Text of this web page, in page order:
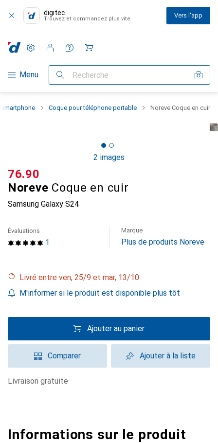
digitec
Trouvez et commandez plus vite Vers l'app
Navigation par catégorie
Menu Recherche
Paramètres
Compte client
Listes de comparaison
Listes d'envies
Panier
Coque pour téléphone portable Noreve Coque en cuir
2 images
Noreve Coque en cuir
Samsung Galaxy S24
CHF
76.90
1
Évaluations Marque
Plus de produits Noreve
Livré entre ven, 25/9 et mar, 13/10
M'informer si le produit est disponible plus tôt
Ajouter au panier
Comparer Ajouter à la liste
livraison gratuite
Informations sur le produit